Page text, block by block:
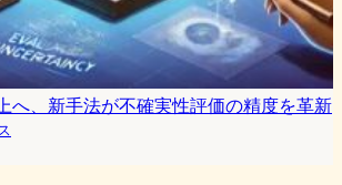
へ、新手法が不確実性評価の精度を革新